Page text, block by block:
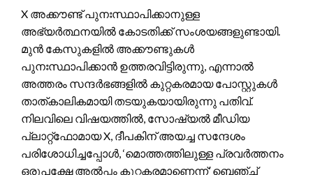
X അക്കൗണ്ട് പുനഃസ്ഥാപിക്കാനുള്ള
അഭ്യർത്ഥനയിൽ കോടതിക്ക് സംശയങ്ങളുണ്ടായി.
മുൻ കേസുകളിൽ അക്കൗണ്ടുകൾ
പുനഃസ്ഥാപിക്കാൻ ഉത്തരവിട്ടിരുന്നു, എന്നാൽ
അത്തരം സന്ദർഭങ്ങളിൽ കുറ്റകരമായ പോസ്റ്റുകൾ
താത്കാലികമായി തടയുകയായിരുന്നു പതിവ്.
നിലവിലെ വിഷയത്തിൽ, സോഷ്യൽ മീഡിയ
പ്ലാറ്റ്ഫോമായ X, ദീപകിന് അയച്ച സന്ദേശം
പരിശോധിച്ചപ്പോൾ, ‘മൊത്തത്തിലുള്ള പ്രവർത്തനം
ഒരുപക്ഷേ അൽപ്പം കുറ്റകരമാണെന്ന്’ ബെഞ്ച്